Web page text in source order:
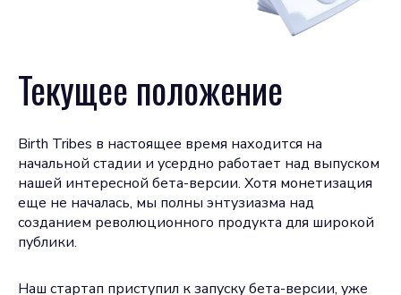
Текущее положение
Birth Tribes в настоящее время находится на
начальной стадии и усердно работает над выпуском
нашей интересной бета-версии. Хотя монетизация
еще не началась, мы полны энтузиазма над
созданием революционного продукта для широкой
публики.
Наш стартап приступил к запуску бета-версии, уже